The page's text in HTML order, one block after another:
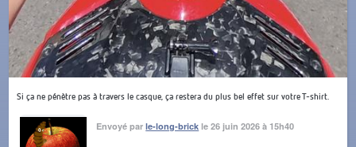
Si ça ne pénètre pas à travers le casque, ça restera du plus bel effet sur votre T-shirt.
Envoyé parle-long-brick le 26 juin 2026 à 15h40